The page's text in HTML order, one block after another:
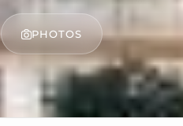
PHOTOS